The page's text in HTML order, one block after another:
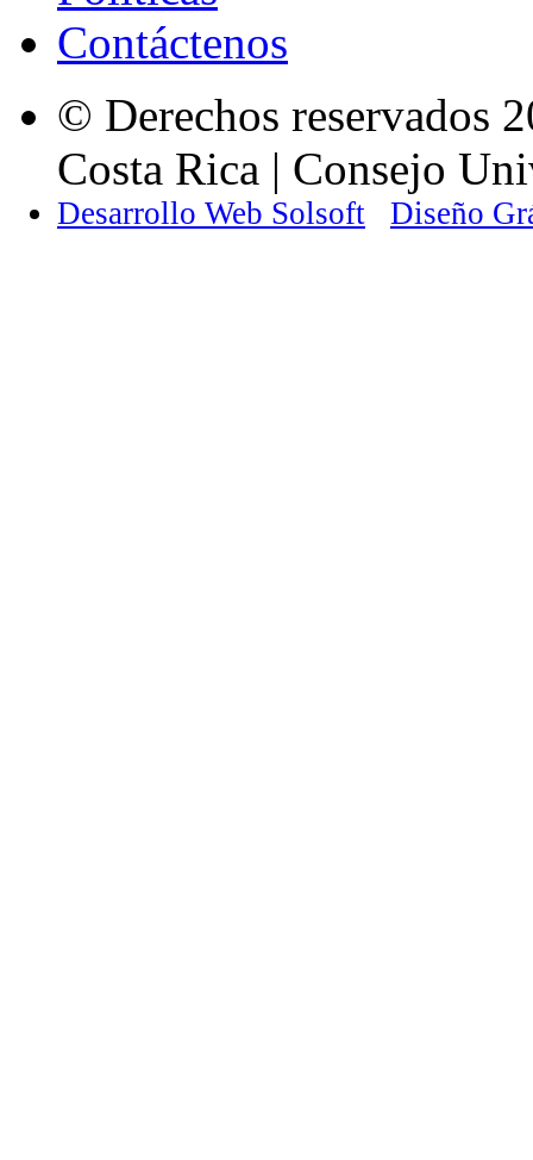
Contáctenos
© Derechos reservados
Costa Rica | Consejo
Desarrollo Web Solsoft Diseño